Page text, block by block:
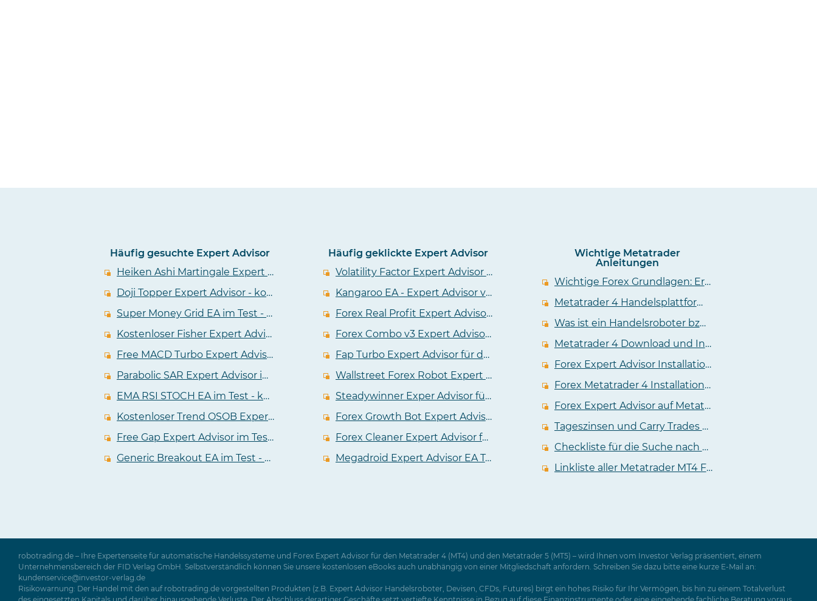
Häufig gesuchte Expert Advisor
Heiken Ashi Martingale Expert Advisor - kostenloser EA im Test
Doji Topper Expert Advisor - kostenloser EA im Test
Super Money Grid EA im Test - kostenlos und flexibel aber auch gefährlich
Kostenloser Fisher Expert Advisor mit Martingale Funktion im Test
Free MACD Turbo Expert Advisor - kostenloser EA Test
Parabolic SAR Expert Advisor im Test - kostenloser PSAR Grid EA mit Positionsanpassung
EMA RSI STOCH EA im Test - kostenloser Expert Advisor für den MT4
Kostenloser Trend OSOB Expert Advisor im Test
Free Gap Expert Advisor im Test - kostenloser EA für den Metatrader 4
Generic Breakout EA im Test - kostenloser Expert Advisor mit profitablem Backtest
Häufig geklickte Expert Advisor
Volatility Factor Expert Advisor im Test - EA von den Wallstreet Forex Machern
Kangaroo EA - Expert Advisor von Tulip FX im Test
Forex Real Profit Expert Advisor im Test - EA tradet viele Devisenpaare
Forex Combo v3 Expert Advisor in einem unabhängigem Test
Fap Turbo Expert Advisor für den Metatrader im Test
Wallstreet Forex Robot Expert Advisor im Test
Steadywinner Exper Advisor für Metatrader 4 im Test
Forex Growth Bot Expert Advisor für den Metatrader im Test
Forex Cleaner Expert Advisor für Metatrader im ausführlichen Test
Megadroid Expert Advisor EA Test
Wichtige Metatrader
Anleitungen
Wichtige Forex Grundlagen: Erklärung zu Pip, Lot, Kursen und Charts
Metatrader 4 Handelsplattform für den Forex Handel
Was ist ein Handelsroboter bzw. Forex Metatrader Expert Advisor (EA)?
Metatrader 4 Download und Installationsanleitung
Forex Expert Advisor Installationsanleitung für Metatrader 4
Forex Metatrader 4 Installation Anleitung Video
Forex Expert Advisor auf Metatrader 4 installieren Anleitung Video
Tageszinsen und Carry Trades an der Forex
Checkliste für die Suche nach dem passendem Metatrader 4 Forex Broker
Linkliste aller Metatrader MT4 Forex Broker
robotrading.de – Ihre Expertenseite für automatische Handelssysteme und Forex Expert Advisor für den Metatrader 4 (MT4) und den Metatrader 5 (MT5) – wird Ihnen vom Investor Verlag präsentiert, einem
Unternehmensbereich der FID Verlag GmbH. Selbstverständlich können Sie unsere kostenlosen eBooks auch unabhängig von einer Mitgliedschaft anfordern. Schreiben Sie dazu bitte eine kurze E-Mail an:
kundenservice@investor-verlag.de
Risikowarnung: Der Handel mit den auf robotrading.de vorgestellten Produkten (z.B. Expert Advisor Handelsroboter, Devisen, CFDs, Futures) birgt ein hohes Risiko für Ihr Vermögen, bis hin zu einem Totalverlust